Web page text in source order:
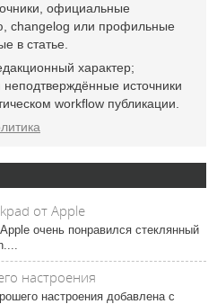
официальные
changelog или профильные
в статье.
характер;
источники
workflow публикации.
от Apple
очень понравился стеклянный
настроения
настроения добавлена с